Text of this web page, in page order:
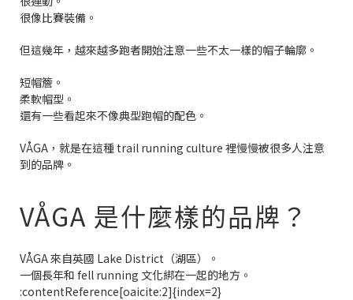
很像比賽裝備。
但這幾年，越來越多跑者開始注意一些不太一樣的帽子輪廓。
短帽簷。
柔軟帽型。
還有一些看起來不像典型跑帽的配色。
VÅGA，就是在這種 trail running culture 裡慢慢被很多人注意
到的品牌。
VÅGA 是什麼樣的品牌？
VÅGA 來自英國 Lake District（湖區）。
一個長年和 fell running 文化綁在一起的地方。
:contentReference[oaicite:2]{index=2}